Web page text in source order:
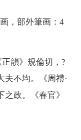
，部外筆画：4
韻》規倫切，?
夫不均。《周禮·
政。《春官》